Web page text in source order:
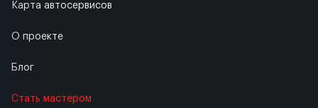
Карта автосервисов
О проекте
Блог
Стать мастером